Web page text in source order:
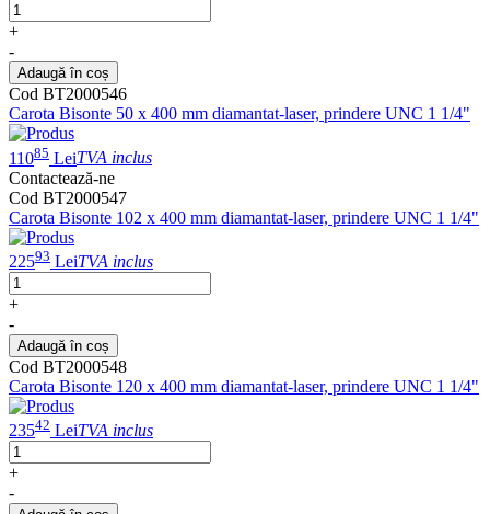
+
-
Adaugă în coș
Cod BT2000546
Carota Bisonte 50 x 400 mm diamantat-laser, prindere UNC 1 1/4"
11085 LeiTVA inclus
Contactează-ne
Cod BT2000547
Carota Bisonte 102 x 400 mm diamantat-laser, prindere UNC 1 1/4"
22593 LeiTVA inclus
+
-
Adaugă în coș
Cod BT2000548
Carota Bisonte 120 x 400 mm diamantat-laser, prindere UNC 1 1/4"
23542 LeiTVA inclus
+
-